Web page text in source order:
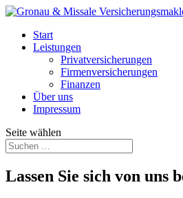
Start
Leistungen
Privatversicherungen
Firmenversicherungen
Finanzen
Über uns
Impressum
Seite wählen
Lassen Sie sich von uns